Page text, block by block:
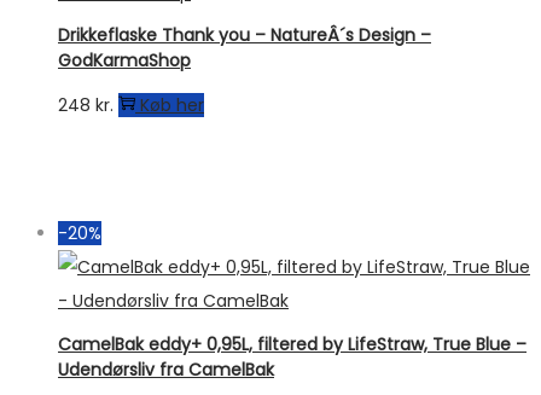
Drikkeflaske Thank you – NatureÂ´s Design –
GodKarmaShop
248 kr. Køb her
-20%
CamelBak eddy+ 0,95L, filtered by LifeStraw, True Blue –
Udendørsliv fra CamelBak